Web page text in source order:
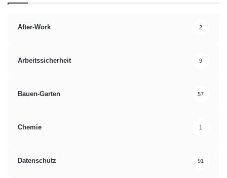
After-Work 2
Arbeitssicherheit 9
Bauen-Garten 57
Chemie 1
Datenschutz 91